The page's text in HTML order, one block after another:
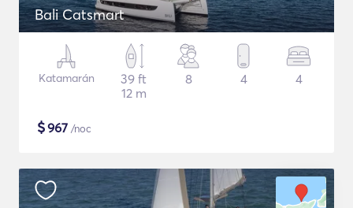
Bali Catsmart
Katamarán
39 ft
12 m
8 4 4
$967 /noc